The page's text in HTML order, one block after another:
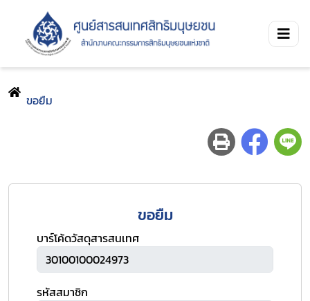
ขอยืม
ขอยืม
บาร์โค้ดวัสดุสารสนเทศ
รหัสสมาชิก